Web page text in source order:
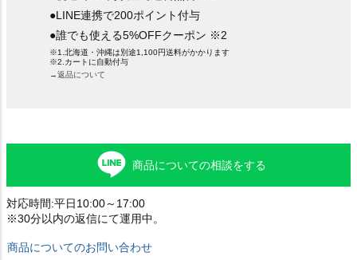
●LINE連携で200ポイント付与
●誰でも使える5%OFFクーポン ※2
※1.北海道・沖縄は別途1,100円送料がかかります
※2.カートに自動付与
→返品について
商品についての相談をする
対応時間:平日10:00～17:00
※30分以内の返信にて運用中。
商品についてのお問い合わせ